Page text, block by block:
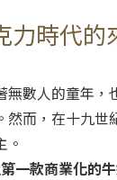
力時代的
無數人的童年，
然而，在十九世
。
一款商業化的